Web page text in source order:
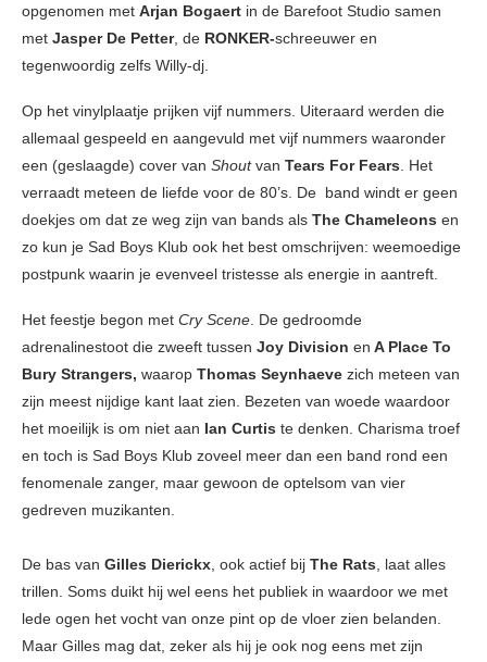
opgenomen met Arjan Bogaert in de Barefoot Studio samen
met Jasper De Petter, de RONKER-schreeuwer en
tegenwoordig zelfs Willy-dj.
Op het vinylplaatje prijken vijf nummers. Uiteraard werden die
allemaal gespeeld en aangevuld met vijf nummers waaronder
een (geslaagde) cover van Shoutvan Tears For Fears . Het
verraadt meteen de liefde voor de 80’s. De band windt er geen
doekjes om dat ze weg zijn van bands als The Chameleons en
zo kun je Sad Boys Klub ook het best omschrijven: weemoedige
postpunk waarin je evenveel tristesse als energie in aantreft.
Het feestje begon met Cry Scene . De gedroomde
adrenalinestoot die zweeft tussen Joy Division en A Place To
Bury Strangers, waarop Thomas Seynhaeve zich meteen van
zijn meest nijdige kant laat zien. Bezeten van woede waardoor
het moeilijk is om niet aan Ian Curtis te denken. Charisma troef
en toch is Sad Boys Klub zoveel meer dan een band rond een
fenomenale zanger, maar gewoon de optelsom van vier
gedreven muzikanten.
De bas van Gilles Dierickx , ook actief bij The Rats , laat alles
trillen. Soms duikt hij wel eens het publiek in waardoor we met
lede ogen het vocht van onze pint op de vloer zien belanden.
Maar Gilles mag dat, zeker als hij je ook nog eens met zijn